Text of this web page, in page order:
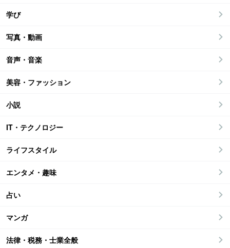
学び
写真・動画
音声・音楽
美容・ファッション
小説
IT・テクノロジー
ライフスタイル
エンタメ・趣味
占い
マンガ
法律・税務・士業全般